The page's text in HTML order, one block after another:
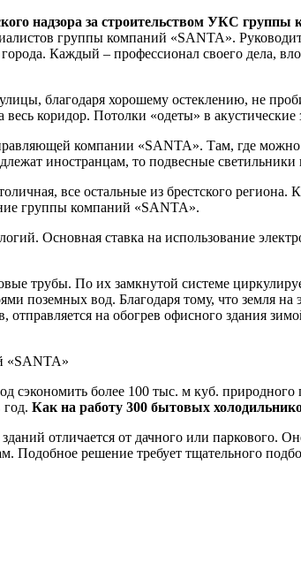
надзора за строительством УКС группы
группы компаний «SANTA».
Каждый – профессионал своего дела,
благодаря хорошему остеклению, не
весь коридор. Потолки «одеты» в
компании «SANTA». Там, где можно
иностранцам, то подвесные
все остальные из брестского
группы компаний «SANTA».
Основная ставка на использование
трубы. По их замкнутой системе
вод. Благодаря тому, что земля на
на обогрев офисного здания
сэкономить более 100 тыс. м куб.
Как на работу 300 бытовых
отличается от дачного или паркового.
решение требует тщательного